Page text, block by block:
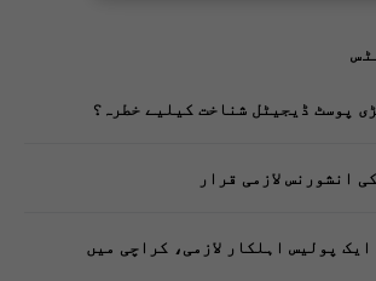
پوسٹ ڈیجیٹل شناخت کیلیے خطرہ؟
انشورنس لازمی قرار
ایک پولیس اہلکار لازمی، کراچی میں